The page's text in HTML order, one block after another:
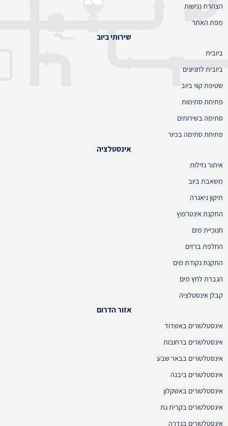
הצהרת נגישות
מפת האתר
שירותי ביוב
ביובית
ביובית לחניונים
שטיפת קווי ביוב
פתיחת סתימות
סתימה בשירותים
פתיחת סתימה בכיור
אינסטלציה
איתור נזילות
משאבת ביוב
תיקון ניאגרה
התקנת אינטרפוץ
חנוכיית מים
החלפת ברזים
התקנת נקודת מים
הגברת לחץ מים
קבלן אינסטלציה
אזור הדרום
אינסטלטורים באשדוד
אינסטלטורים ברחובות
אינסטלטורים בבאר שבע
אינסטלטורים ביבנה
אינסטלטורים באשקלון
אינסטלטורים בקרית גת
אינסטלטורים בגדרה